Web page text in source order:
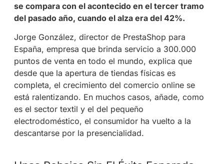
se compara con el acontecido en el tercer tramo
del pasado año, cuando el alza era del 42%.
Jorge González, director de PrestaShop para
España, empresa que brinda servicio a 300.000
puntos de venta en todo el mundo, explica que
desde que la apertura de tiendas físicas es
completa, el crecimiento del comercio online se
está ralentizando. En muchos casos, añade, como
es el sector textil y el del pequeño
electrodoméstico, el consumidor ha vuelto a la
descantarse por la presencialidad.